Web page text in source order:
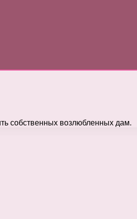
собственных возлюбленных дам.